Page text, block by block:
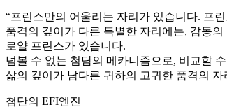
“프린스만의 어울리는 자리가 있습니다. 프
품격의 깊이가 다른 특별한 자리에는, 감동
로얄 프린스가 있습니다.
넘볼 수 없는 첨담의 메카니즘으로, 비교할
삶의 깊이가 남다른 귀하의 고귀한 품격의
첨단의 EFI엔진